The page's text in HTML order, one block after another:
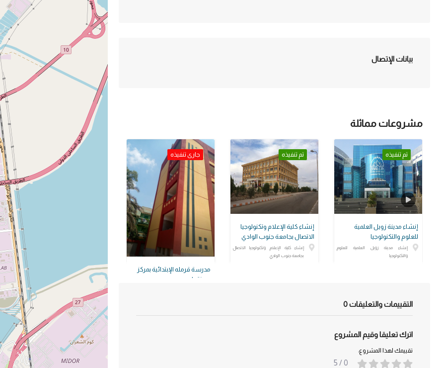
بيانات الإتصال
مشروعات مماثلة
جارى تنفيذه
مدرسة قرمله الإبتدائية بمركز
مدينة بلبيس
تم تنفيذه
إنشاء كلية الإعلام وتكنولوجيا
الاتصال بجامعة جنوب الوادي
إنشاء كلية الإعلام وتكنولوجيا الاتصال
بجامعة جنوب الوادي
تم تنفيذه
إنشاء مدينة زويل العلمية
للعلوم والتكنولوجيا
إنشاء مدينة زويل العلمية للعلوم
والتكنولوجيا
التقييمات والتعليقات0
اترك تعليقا وقيم المشروع
تقييمك لهذا المشروع:
0
/ 5